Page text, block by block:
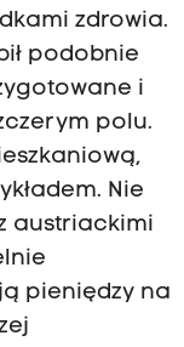
zdrowia.
podobnie
i
polu.
Nie
austriackimi
pieniędzy na